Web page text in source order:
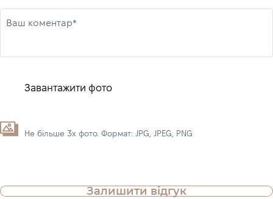
Ваш коментар*
Завантажити фото
Не більше 3х фото. Формат: JPG, JPEG, PNG
Залишити відгук